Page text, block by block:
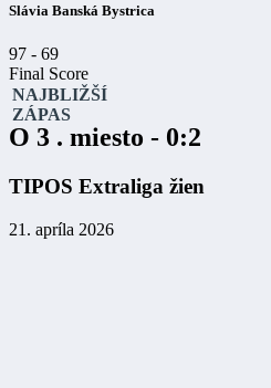
Slávia Banská Bystrica
97 - 69
Final Score
NAJBLIŽŠÍ
ZÁPAS
O 3 . miesto - 0:2
TIPOS Extraliga žien
21. apríla 2026